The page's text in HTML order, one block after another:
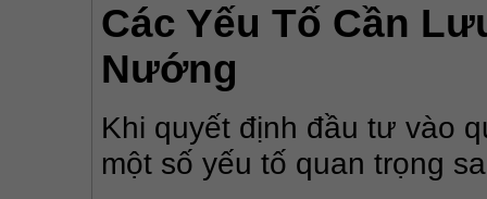
Các Yếu Tố Cần
Nướng
Khi quyết định đầu tư vào
một số yếu tố quan trọng